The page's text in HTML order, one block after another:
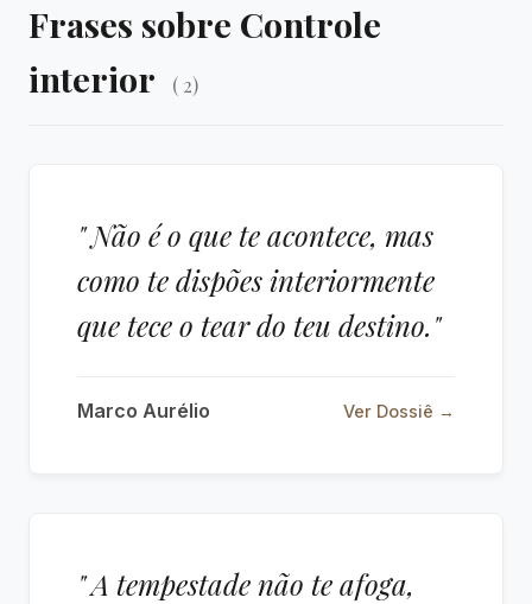
Frases sobre Controle
interior
( 2)
" Não é o que te acontece, mas
como te dispões interiormente
que tece o tear do teu destino."
Marco Aurélio Ver Dossiê →
" A tempestade não te afoga,